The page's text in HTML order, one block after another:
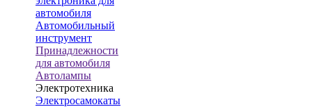
автомобиля
Автомобильный
инструмент
Принадлежности
для автомобиля
Автолампы
Электротехника
Электросамокаты